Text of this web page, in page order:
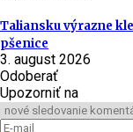
Taliansku výrazne
pšenice
3. august 2026
Odoberať
Upozorniť na